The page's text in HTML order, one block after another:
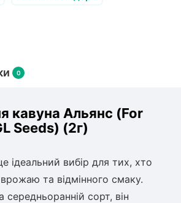
0
кавуна Альянс (For
Seeds) (2г)
ідеальний вибір для тих, хто
та відмінного смаку.
середньоранній сорт, він